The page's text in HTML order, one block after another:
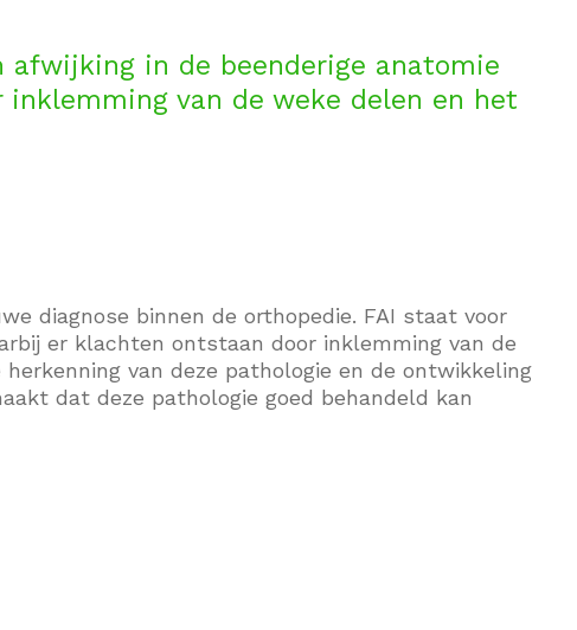
afwijking in de beenderige anatomie
van de weke delen en het
diagnose binnen de orthopedie. FAI staat voor
er klachten ontstaan door inklemming van de
van deze pathologie en de ontwikkeling
dat deze pathologie goed behandeld kan